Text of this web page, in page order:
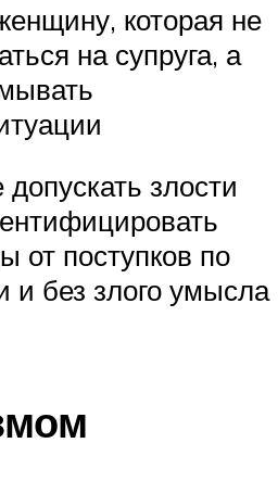
которая не
на супруга, а
злости
от поступков по
и без злого умысла